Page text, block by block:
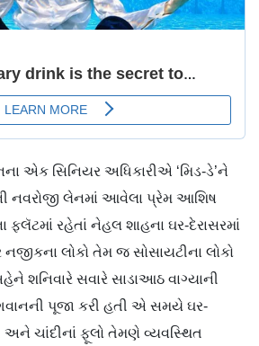
એક સિનિયર અધિકારીએ ‘મિડ-ડે’ને
નવરોજી લેનમાં આવેલા પ્રેમ આશિષ
ફ્લૅટમાં રહેતાં નેહલ શાહના ઘર-દેરાસરમાં
નજીકના લોકો તેમ જ સોસાયટીના લોકો
શનિવારે સવારે સાડાઆઠ વાગ્યાની
પૂજા કરી હતી એ સમયે ઘર-
અને ચાંદીનાં ફૂલો તેમણે વ્યવસ્થિત